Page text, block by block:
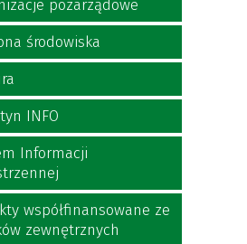
pozarządowe
środowiska
INFO
Informacji
współfinansowane ze
zewnętrznych